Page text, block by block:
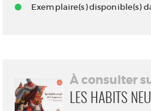
Exemplaire(s) disponible(s)
À consulter
LES HABITS